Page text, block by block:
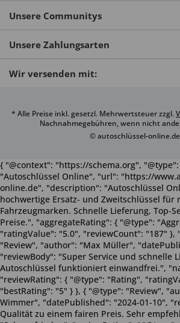
Unsere Communitys
Unsere Zahlungsarten
Wir versenden mit:
* Alle Preise inkl. gesetzl. Mehrwertsteuer zzgl.
Nachnahmegebühren, wenn nicht
© autoschlüssel-online.de
{ "@context": "https://schema.org",
"Autoschlüssel Online", "url": "https://
online.de", "description": "Autoschlüssel
hochwertige Ersatz- und Zweitschlüssel für
Fahrzeugmarken. Schnelle Lieferung, Top-
Preise.", "aggregateRating": { "@type":
"ratingValue": "5.0", "reviewCount": "187" },
"Review", "author": "Max Müller",
"reviewBody": "Super Service und schnelle
Autoschlüssel funktioniert einwandfrei.",
"reviewRating": { "@type": "Rating",
"bestRating": "5" } }, { "@type": "Review",
Wimmer", "datePublished": "2024-01-10",
Qualität zu einem fairen Preis. Sehr